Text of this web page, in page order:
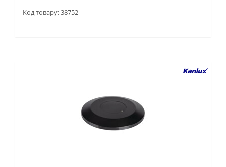
Код товару: 38752